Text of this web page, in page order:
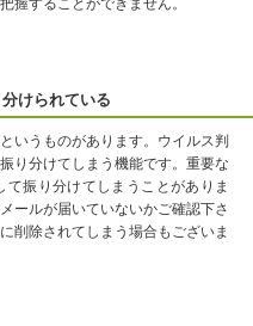
握することができません。
けられている
いうものがあります。ウイルス判
り分けてしまう機能です。重要な
振り分けてしまうことがありま
ールが届いていないかご確認下さ
削除されてしまう場合もございま